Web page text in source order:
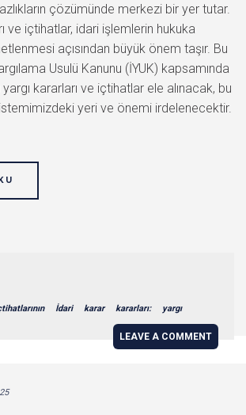
çözümünde merkezi bir yer tutar.
ve içtihatlar, idari işlemlerin hukuka
açısından büyük önem taşır. Bu
Usulü Kanunu (İYUK) kapsamında
kararları ve içtihatlar ele alınacak, bu
yeri ve önemi irdelenecektir.
İdari karar kararları: yargı
LEAVE A COMMENT